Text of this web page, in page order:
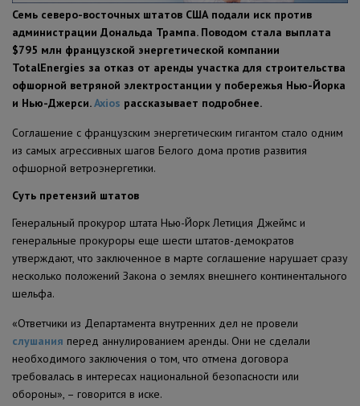
Семь северо-восточных штатов США подали иск против
администрации Дональда Трампа. Поводом стала выплата
$795 млн французской энергетической компании
TotalEnergies за отказ от аренды участка для строительства
офшорной ветряной электростанции у побережья Нью-Йорка
и Нью-Джерси.Axios рассказывает подробнее.
Соглашение с французским энергетическим гигантом стало одним
из самых агрессивных шагов Белого дома против развития
офшорной ветроэнергетики.
Суть претензий штатов
Генеральный прокурор штата Нью-Йорк Летиция Джеймс и
генеральные прокуроры еще шести штатов-демократов
утверждают, что заключенное в марте соглашение нарушает сразу
несколько положений Закона о землях внешнего континентального
шельфа.
«Ответчики из Департамента внутренних дел не провели
слушания перед аннулированием аренды. Они не сделали
необходимого заключения о том, что отмена договора
требовалась в интересах национальной безопасности или
обороны», – говорится в иске.